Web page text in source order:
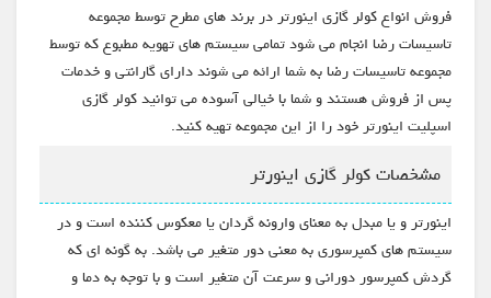
فروش انواع کولر گازی اینورتر در برند های مطرح توسط مجموعه
تاسیسات رضا انجام می شود تمامی سیستم های تهویه مطبوع که توسط
مجموعه تاسیسات رضا به شما ارائه می شوند دارای گارانتی و خدمات
پس از فروش هستند و شما با خیالی آسوده می توانید کولر گازی
اسپلیت اینورتر خود را از این مجموعه تهیه کنید.
مشخصات کولر گازی اینورتر
اینورتر و یا مبدل به معنای وارونه گردان یا معکوس کننده است و در
سیستم های کمپرسوری به معنی دور متغیر می باشد. به گونه ای که
گردش کمپرسور دورانی و سرعت آن متغیر است و با توجه به دما و